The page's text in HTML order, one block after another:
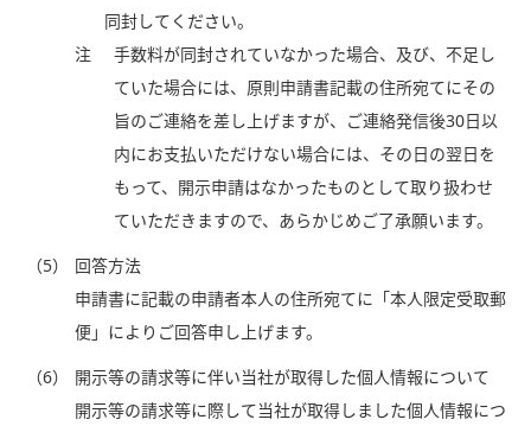
同封してください。
注
手数料が同封されていなかった場合、及び、不足し
ていた場合には、原則申請書記載の住所宛てにその
旨のご連絡を差し上げますが、ご連絡発信後30日以
内にお支払いただけない場合には、その日の翌日を
もって、開示申請はなかったものとして取り扱わせ
ていただきますので、あらかじめご了承願います。
（5）
回答方法
申請書に記載の申請者本人の住所宛てに「本人限定受取郵
便」によりご回答申し上げます。
（6）
開示等の請求等に伴い当社が取得した個人情報について
開示等の請求等に際して当社が取得しました個人情報につ